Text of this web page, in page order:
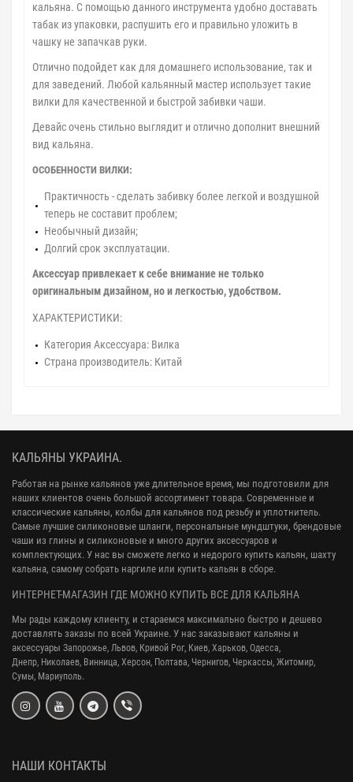
кальяна. С помощью данного инструмента удобно доставать
табак из упаковки, распушить его и правильно уложить в
чашку не запачкав руки.
Отлично подойдет как для домашнего использование, так и
для заведений. Любой кальянный мастер использует такие
вилки для качественной и быстрой забивки чаши.
Девайс очень стильно выглядит и отлично дополнит внешний
вид кальяна.
ОСОБЕННОСТИ ВИЛКИ:
Практичность - сделать забивку более легкой и воздушной
теперь не составит проблем;
Необычный дизайн;
Долгий срок эксплуатации.
Аксессуар привлекает к себе внимание не только
оригинальным дизайном, но и легкостью, удобством.
ХАРАКТЕРИСТИКИ:
Категория Аксессуара: Вилка
Страна производитель: Китай
КАЛЬЯНЫ УКРАИНА.
Работая на рынке кальянов уже длительное время, мы подготовили для
наших клиентов очень большой ассортимент товара. Современные и
классические кальяны, колбы для кальянов под резьбу и уплотнитель.
Самые лучшие силиконовые шланги, персональные мундштуки, брендовые
чаши из глины и силиконовые и много других аксессуаров и
комплектующих. У нас вы сможете легко и недорого купить кальян, шахту
кальяна, самому собрать наргиле или купить кальян в сборе.
ИНТЕРНЕТ-МАГАЗИН ГДЕ МОЖНО КУПИТЬ ВСЕ ДЛЯ КАЛЬЯНА
Мы рады каждому клиенту, и стараемся максимально быстро и дешево
доставлять заказы по всей Украине. У нас заказывают кальяны и
аксессуары Запорожье, Львов, Кривой Рог, Киев, Харьков, Одесса,
Днепр, Николаев, Винница, Херсон, Полтава, Чернигов, Черкассы, Житомир,
Сумы, Мариуполь.
НАШИ КОНТАКТЫ